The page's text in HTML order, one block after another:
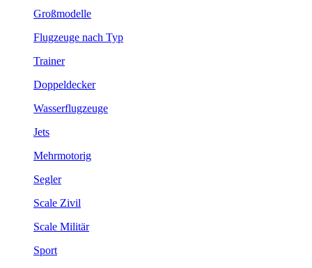
Großmodelle
Flugzeuge nach Typ
Trainer
Doppeldecker
Wasserflugzeuge
Jets
Mehrmotorig
Segler
Scale Zivil
Scale Militär
Sport